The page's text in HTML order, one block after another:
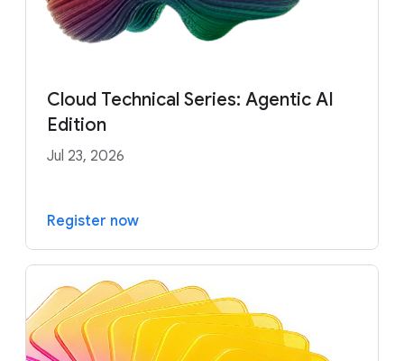
Cloud Technical Series: Agentic AI
Edition
Jul 23, 2026
Register now